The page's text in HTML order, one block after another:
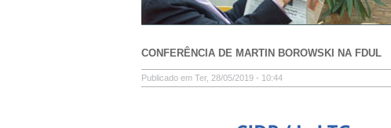
CONFERÊNCIA DE MARTIN BOROWSKI NA FDUL
Publicado em Ter, 28/05/2019 - 10:44